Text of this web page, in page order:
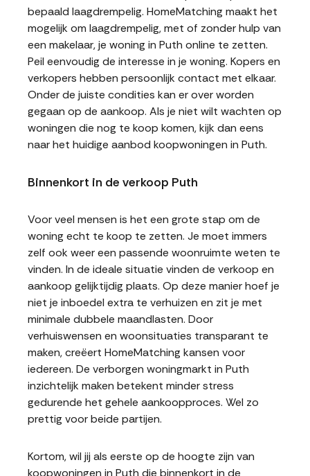
bepaald laagdrempelig. HomeMatching maakt het
mogelijk om laagdrempelig, met of zonder hulp van
een makelaar, je woning in Puth online te zetten.
Peil eenvoudig de interesse in je woning. Kopers en
verkopers hebben persoonlijk contact met elkaar.
Onder de juiste condities kan er over worden
gegaan op de aankoop. Als je niet wilt wachten op
woningen die nog te koop komen, kijk dan eens
naar het huidige aanbod koopwoningen in Puth.
Binnenkort in de verkoop Puth
Voor veel mensen is het een grote stap om de
woning echt te koop te zetten. Je moet immers
zelf ook weer een passende woonruimte weten te
vinden. In de ideale situatie vinden de verkoop en
aankoop gelijktijdig plaats. Op deze manier hoef je
niet je inboedel extra te verhuizen en zit je met
minimale dubbele maandlasten. Door
verhuiswensen en woonsituaties transparant te
maken, creëert HomeMatching kansen voor
iedereen. De verborgen woningmarkt in Puth
inzichtelijk maken betekent minder stress
gedurende het gehele aankoopproces. Wel zo
prettig voor beide partijen.
Kortom, wil jij als eerste op de hoogte zijn van
koopwoningen in Puth die binnenkort in de